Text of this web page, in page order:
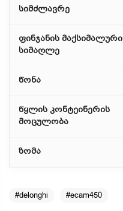
სიმძლავრე
ფინჯანის მაქსიმალური
სიმაღლე
წონა
წყლის კონტეინერის
მოცულობა
ზომა
#delonghi #ecam450